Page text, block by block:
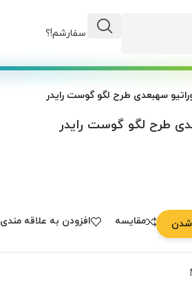
وضعیت سفارشم!؟
سهبعدی طرح لگو گوست رایدر
طرح لگو گوست رایدر
شدن مقایسه افزودن به علاقه مندی